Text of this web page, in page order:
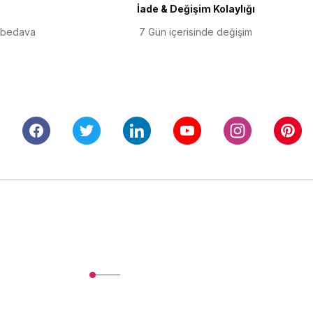
İade & Değişim Kolaylığı
7 Gün içerisinde değişim